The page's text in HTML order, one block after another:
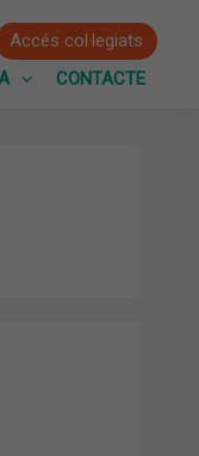
Accés col·legiats
CONTACTE